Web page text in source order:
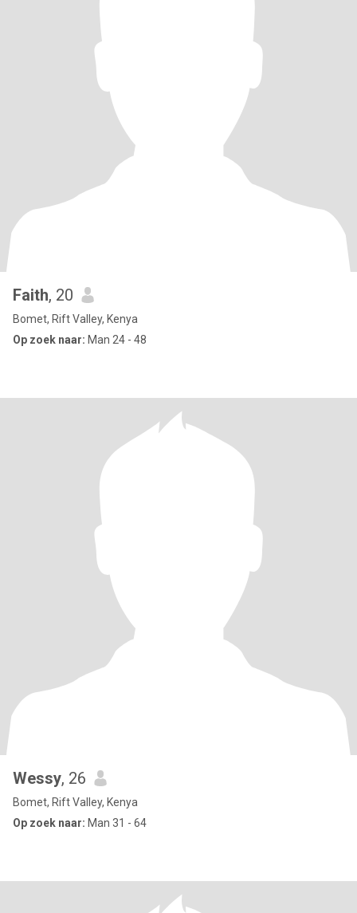
Faith, 20
Bomet, Rift Valley, Kenya
Op zoek naar: Man 24 - 48
Wessy, 26
Bomet, Rift Valley, Kenya
Op zoek naar: Man 31 - 64